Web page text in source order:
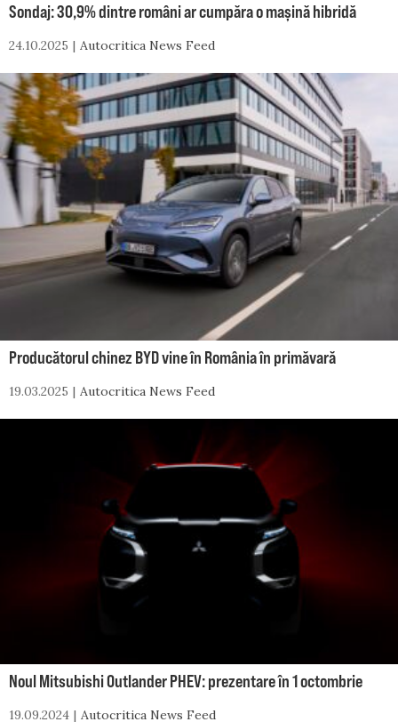
Sondaj: 30,9% dintre români ar cumpăra o mașină hibridă
24.10.2025 Autocritica News Feed
Producătorul chinez BYD vine în România în primăvară
19.03.2025 Autocritica News Feed
Noul Mitsubishi Outlander PHEV: prezentare în 1 octombrie
19.09.2024 Autocritica News Feed